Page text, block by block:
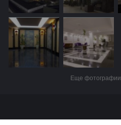
Еще фотографии